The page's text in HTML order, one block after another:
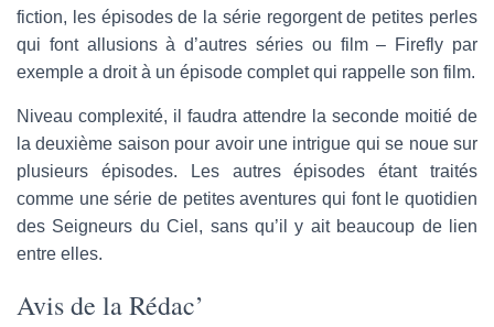
fiction, les épisodes de la série regorgent de petites perles
qui font allusions à d’autres séries ou film – Firefly par
exemple a droit à un épisode complet qui rappelle son film.
Niveau complexité, il faudra attendre la seconde moitié de
la deuxième saison pour avoir une intrigue qui se noue sur
plusieurs épisodes. Les autres épisodes étant traités
comme une série de petites aventures qui font le quotidien
des Seigneurs du Ciel, sans qu’il y ait beaucoup de lien
entre elles.
Avis de la Rédac’